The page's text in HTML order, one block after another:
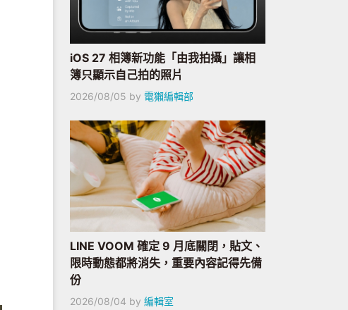
iOS 27 相簿新功能「由我拍攝」讓相
簿只顯示自己拍的照片
2026/08/05 by 電獺編輯部
LINE VOOM 確定 9 月底關閉，貼文、
限時動態都將消失，重要內容記得先備
份
2026/08/04 by 編輯室